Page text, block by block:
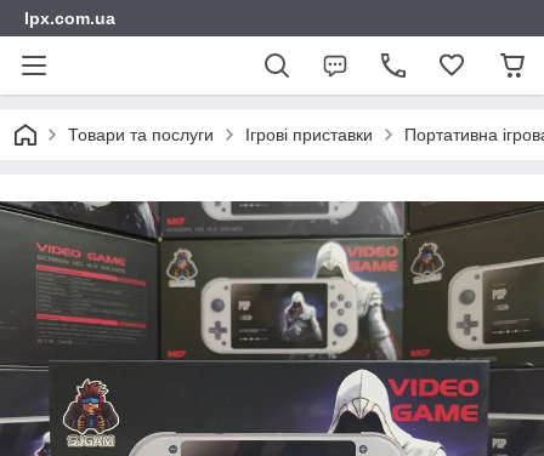
lpx.com.ua
Товари та послуги Ігрові приставки Портативна